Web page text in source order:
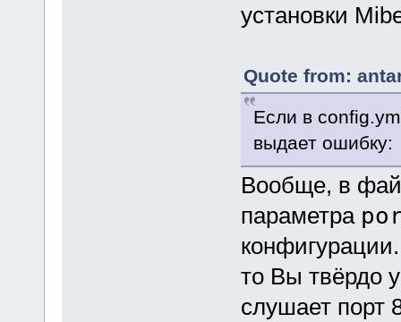
установки
Quote from:
Если в
выдает ошибку:
Вообще, в
параметра
то Вы твёрдо
слушает порт